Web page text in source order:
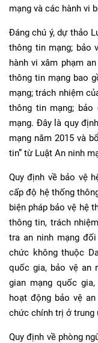
mạng và các hành vi
Đáng chú ý, dự thảo
thông tin mạng; bảo
hành vi xâm phạm
thông tin mạng bao
mạng; trách nhiệm
thông tin mạng;
mạng. Đây là quy
mạng năm 2015 và
tin” từ Luật An ninh
Quy định về bảo vệ
cấp độ hệ thống
biện pháp bảo vệ hệ
thông tin, trách
tra an ninh mạng
chức không thuộc
quốc gia, bảo vệ an
gian mạng quốc
hoạt động bảo vệ
chức chính trị ở trung
Quy định về phòng